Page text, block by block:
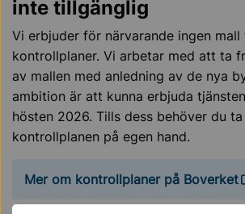
inte tillgänglig
Vi erbjuder för närvarande ingen
kontrollplaner. Vi arbetar med att ta
av mallen med anledning av de nya
ambition är att kunna erbjuda
hösten 2026. Tills dess behöver du
kontrollplanen på egen hand.
Mer om kontrollplaner på Boverket